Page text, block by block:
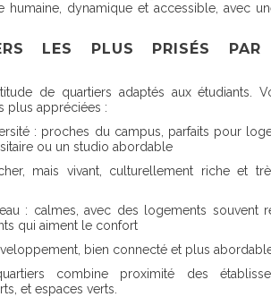
humaine, dynamique et accessible, avec
LES PLUS PRISÉS PAR
de quartiers adaptés aux étudiants.
plus appréciées :
: proches du campus, parfaits pour
ou un studio abordable
mais vivant, culturellement riche et
: calmes, avec des logements souvent
qui aiment le confort
bien connecté et plus
combine proximité des
et espaces verts.